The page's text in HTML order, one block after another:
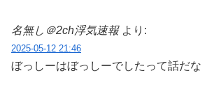
名無し＠2ch浮気速報 より:
2025-05-12 21:46
ぼっしーはぼっしーでしたって話だな